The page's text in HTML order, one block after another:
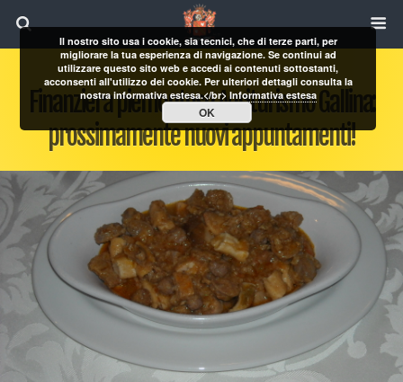
Finanziera piemontese Agriturismo Gallina:
prossimamente nuovi appuntamenti!
Il nostro sito usa i cookie, sia tecnici, che di terze parti, per
migliorare la tua esperienza di navigazione. Se continui ad
utilizzare questo sito web e accedi ai contenuti sottostanti,
acconsenti all'utilizzo dei cookie. Per ulteriori dettagli consulta la
nostra informativa estesa.</br> Informativa estesa
OK